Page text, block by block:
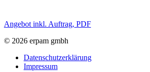
Angebot inkl. Auftrag, PDF
© 2026 erpam gmbh
Datenschutzerklärung
Impressum